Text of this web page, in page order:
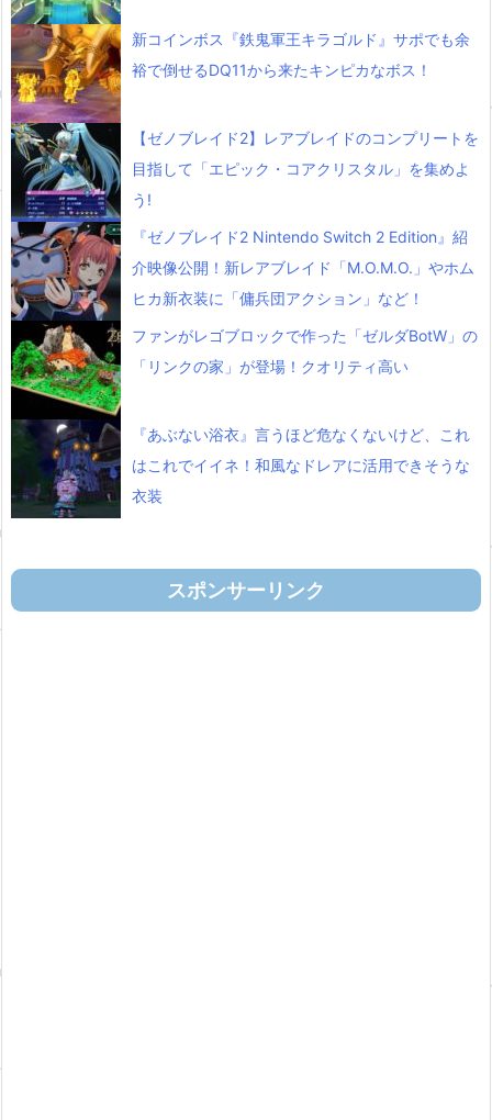
新コインボス『鉄鬼軍王キラゴルド』サポでも余
裕で倒せるDQ11から来たキンピカなボス！
【ゼノブレイド2】レアブレイドのコンプリートを
目指して「エピック・コアクリスタル」を集めよ
う!
『ゼノブレイド2 Nintendo Switch 2 Edition』紹
介映像公開！新レアブレイド「M.O.M.O.」やホム
ヒカ新衣装に「傭兵団アクション」など！
ファンがレゴブロックで作った「ゼルダBotW」の
「リンクの家」が登場！クオリティ高い
『あぶない浴衣』言うほど危なくないけど、これ
はこれでイイネ！和風なドレアに活用できそうな
衣装
スポンサーリンク